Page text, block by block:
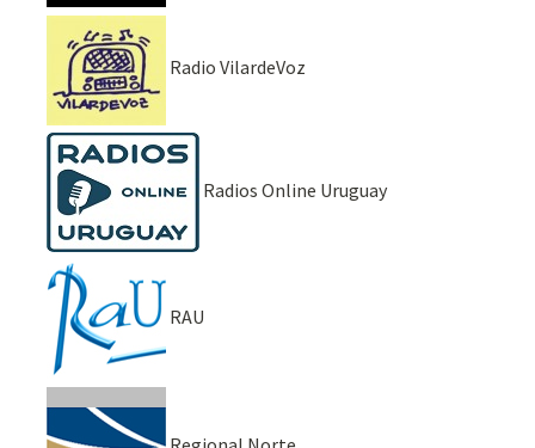
Radio VilardeVoz
Radios Online Uruguay
RAU